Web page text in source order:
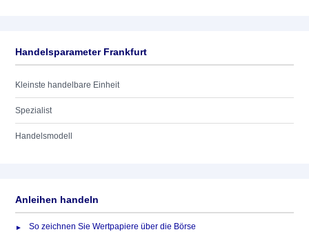
Handelsparameter Frankfurt
Kleinste handelbare Einheit
Spezialist
Handelsmodell
Anleihen handeln
So zeichnen Sie Wertpapiere über die Börse